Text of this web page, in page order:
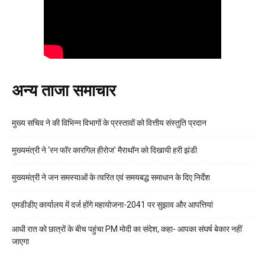
अन्य ताजा समाचार
मुख्य सचिव ने की विभिन्न विभागों के प्रस्तावों को वित्तीय संस्तुति प्रदान
मुख्यमंत्री ने ‘रन फॉर कारगिल हीरोज’ मैराथॉन को दिखायी हरी झंडी
मुख्यमंत्री ने जन समस्याओं के त्वरित एवं समयबद्ध समाधान के दिए निर्देश
एमडीडीए कार्यालय में दर्ज होंगे महायोजना-2041 पर सुझाव और आपत्तियां
आधी रात को छात्रों के बीच पहुंचा PM मोदी का संदेश, कहा- आपका संघर्ष बेकार नहीं
जाएगा